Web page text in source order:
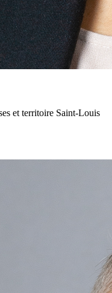
et territoire Saint-Louis